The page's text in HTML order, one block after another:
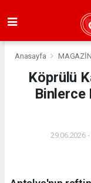
Anasayfa MAGAZİN
Köprülü
Binlerce
29.06.2026